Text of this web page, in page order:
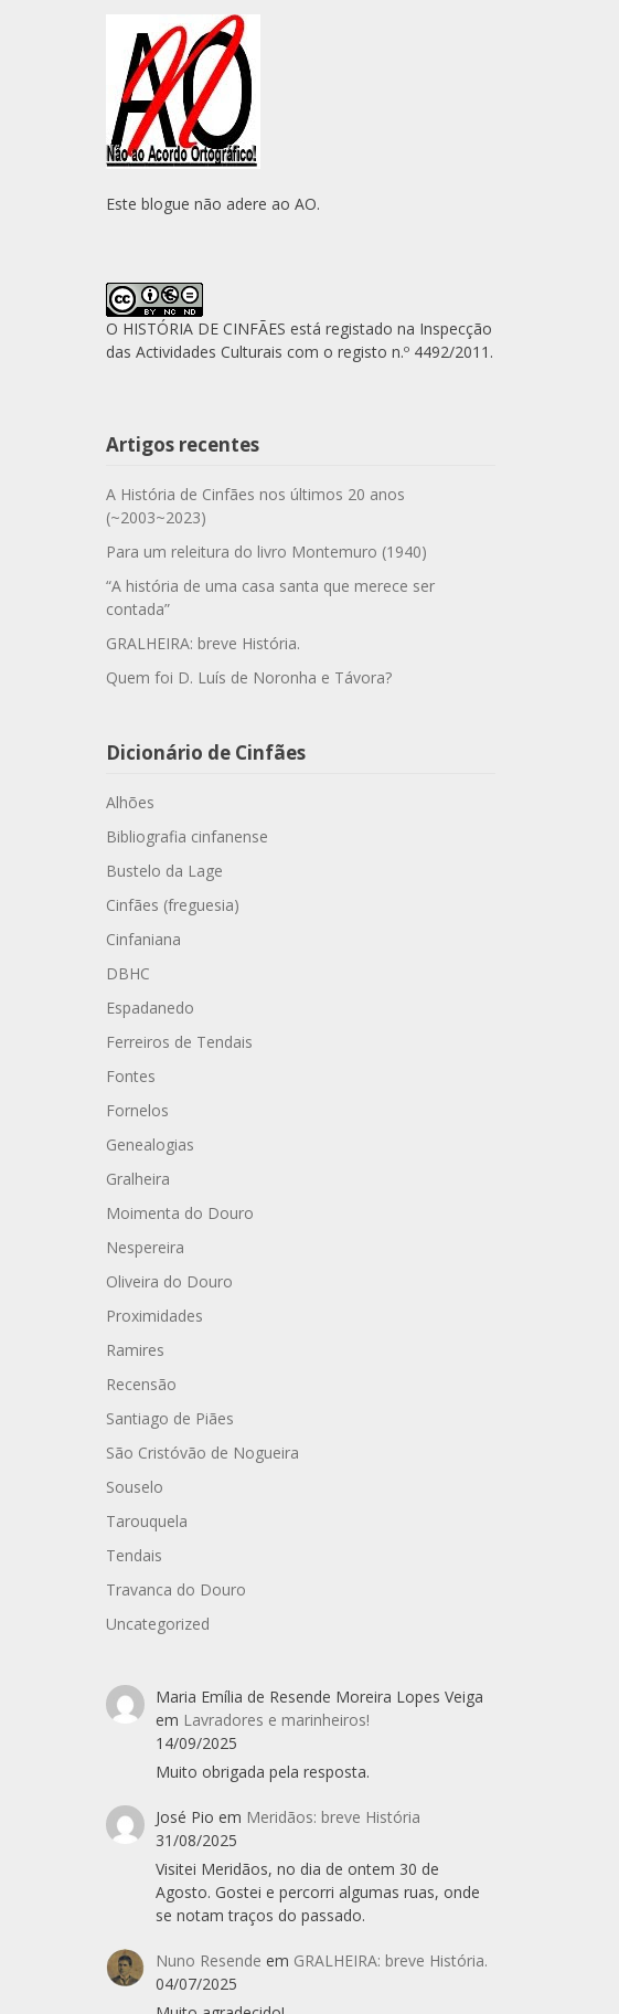
Este blogue não adere ao AO.
O HISTÓRIA DE CINFÃES está registado na Inspecção
das Actividades Culturais com o registo n.º 4492/2011.
Artigos recentes
A História de Cinfães nos últimos 20 anos
(~2003~2023)
Para um releitura do livro Montemuro (1940)
“A história de uma casa santa que merece ser
contada”
GRALHEIRA: breve História.
Quem foi D. Luís de Noronha e Távora?
Dicionário de Cinfães
Alhões
Bibliografia cinfanense
Bustelo da Lage
Cinfães (freguesia)
Cinfaniana
DBHC
Espadanedo
Ferreiros de Tendais
Fontes
Fornelos
Genealogias
Gralheira
Moimenta do Douro
Nespereira
Oliveira do Douro
Proximidades
Ramires
Recensão
Santiago de Piães
São Cristóvão de Nogueira
Souselo
Tarouquela
Tendais
Travanca do Douro
Uncategorized
Maria Emília de Resende Moreira Lopes Veiga
em Lavradores e marinheiros!
14/09/2025
Muito obrigada pela resposta.
José Pio em Meridãos: breve História
31/08/2025
Visitei Meridãos, no dia de ontem 30 de
Agosto. Gostei e percorri algumas ruas, onde
se notam traços do passado.
Nuno Resende em GRALHEIRA: breve História.
04/07/2025